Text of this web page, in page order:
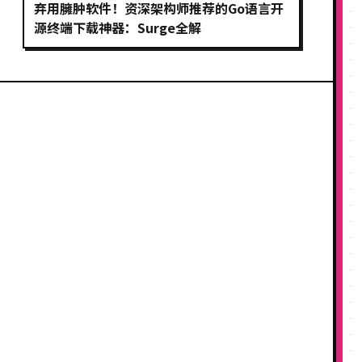
弃用臃肿软件！资深架构师推荐的Go语言开
源终端下载神器：Surge全解